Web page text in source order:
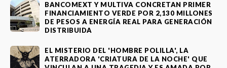
BANCOMEXT Y MULTIVA CONCRETAN PRIMER
FINANCIAMIENTO VERDE POR 2,130 MILLONES
DE PESOS A ENERGÍA REAL PARA GENERACIÓN
DISTRIBUIDA
EL MISTERIO DEL 'HOMBRE POLILLA', LA
ATERRADORA 'CRIATURA DE LA NOCHE' QUE